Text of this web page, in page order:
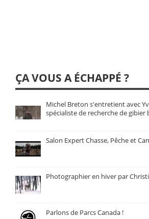
ÇA VOUS A ÉCHAPPÉ ?
Michel Breton s'entretient avec
spécialiste de recherche de gibier
Salon Expert Chasse, Pêche et
Photographier en hiver par
Parlons de Parcs Canada !